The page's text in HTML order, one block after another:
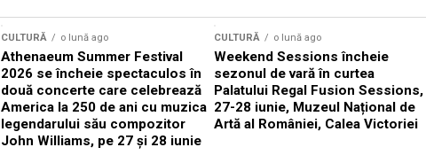
CULTURĂ o lună ago
Athenaeum Summer Festival
2026 se încheie spectaculos în
două concerte care celebrează
America la 250 de ani cu muzica
legendarului său compozitor
John Williams, pe 27 și 28 iunie
CULTURĂ o lună ago
Weekend Sessions încheie
sezonul de vară în curtea
Palatului Regal Fusion Sessions,
27-28 iunie, Muzeul Național de
Artă al României, Calea Victoriei